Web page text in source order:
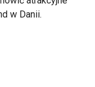
w Danii.